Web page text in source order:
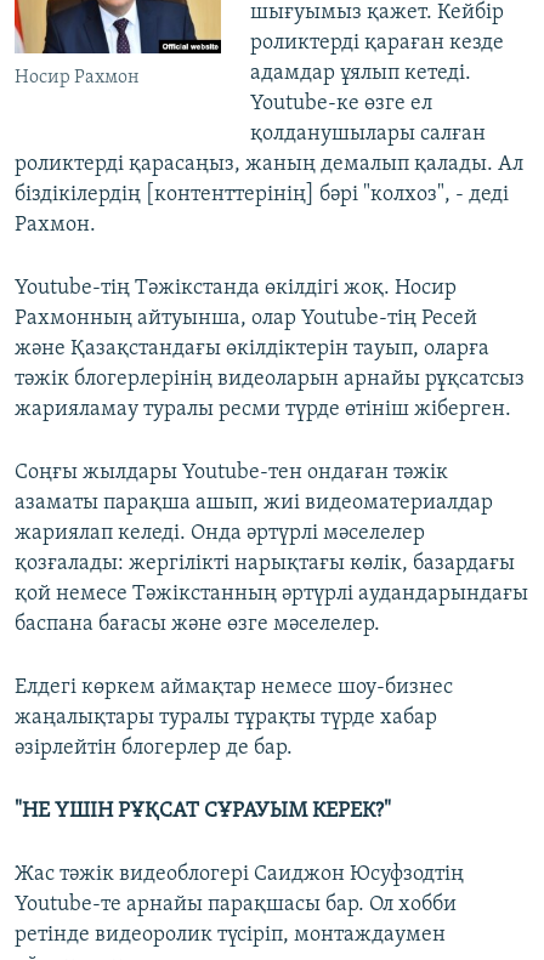
Носир Рахмон
шығуымыз қажет. Кейбір
роликтерді қараған кезде
адамдар ұялып кетеді.
Youtube-ке өзге ел
қолданушылары салған
роликтерді қарасаңыз, жаның демалып қалады. Ал
біздікілердің [контенттерінің] бәрі "колхоз", - деді
Рахмон.
Youtube-тің Тәжікстанда өкілдігі жоқ. Носир
Рахмонның айтуынша, олар Youtube-тің Ресей
және Қазақстандағы өкілдіктерін тауып, оларға
тәжік блогерлерінің видеоларын арнайы рұқсатсыз
жарияламау туралы ресми түрде өтініш жіберген.
Соңғы жылдары Youtube-тен ондаған тәжік
азаматы парақша ашып, жиі видеоматериалдар
жариялап келеді. Онда әртүрлі мәселелер
қозғалады: жергілікті нарықтағы көлік, базардағы
қой немесе Тәжікстанның әртүрлі аудандарындағы
баспана бағасы және өзге мәселелер.
Елдегі көркем аймақтар немесе шоу-бизнес
жаңалықтары туралы тұрақты түрде хабар
әзірлейтін блогерлер де бар.
"НЕ ҮШІН РҰҚСАТ СҰРАУЫМ КЕРЕК?"
Жас тәжік видеоблогері Саиджон Юсуфзодтің
Youtube-те арнайы парақшасы бар. Ол хобби
ретінде видеоролик түсіріп, монтаждаумен